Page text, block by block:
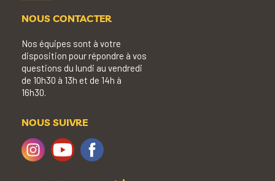
NOUS CONTACTER
Nos équipes sont à votre
disposition pour répondre à vos
questions du lundi au vendredi
de 10h30 à 13h et de 14h à
16h30.
NOUS SUIVRE